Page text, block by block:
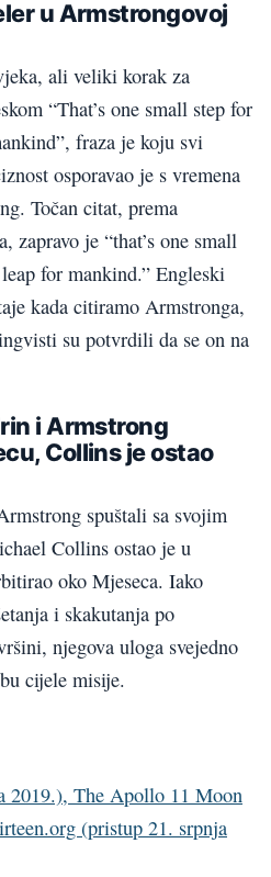
u Armstrongovoj
ali veliki korak za
“That’s one small step for
fraza je koju svi
osporavao je s vremena
Točan citat, prema
zapravo je “that’s one small
for mankind.” Engleski
kada citiramo Armstronga,
su potvrdili da se on na
i Armstrong
Collins je ostao
spuštali sa svojim
Collins ostao je u
oko Mjeseca. Iako
i skakutanja po
njegova uloga svejedno
cijele misije.
2019.), The Apollo 11 Moon
(pristup 21. srpnja